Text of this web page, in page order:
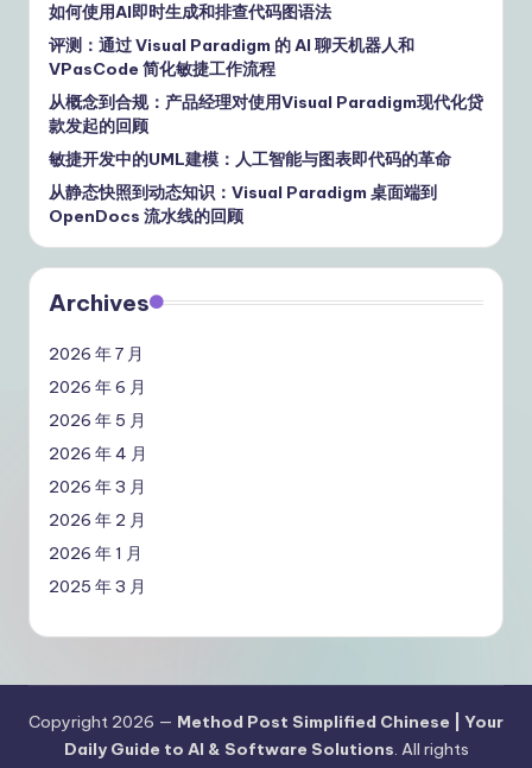
如何使用AI即时生成和排查代码图语法
评测：通过 Visual Paradigm 的 AI 聊天机器人和
VPasCode 简化敏捷工作流程
从概念到合规：产品经理对使用Visual Paradigm现代化贷
款发起的回顾
敏捷开发中的UML建模：人工智能与图表即代码的革命
从静态快照到动态知识：Visual Paradigm 桌面端到
OpenDocs 流水线的回顾
Archives
2026 年 7 月
2026 年 6 月
2026 年 5 月
2026 年 4 月
2026 年 3 月
2026 年 2 月
2026 年 1 月
2025 年 3 月
Copyright 2026 — Method Post Simplified Chinese | Your
Daily Guide to AI & Software Solutions. All rights